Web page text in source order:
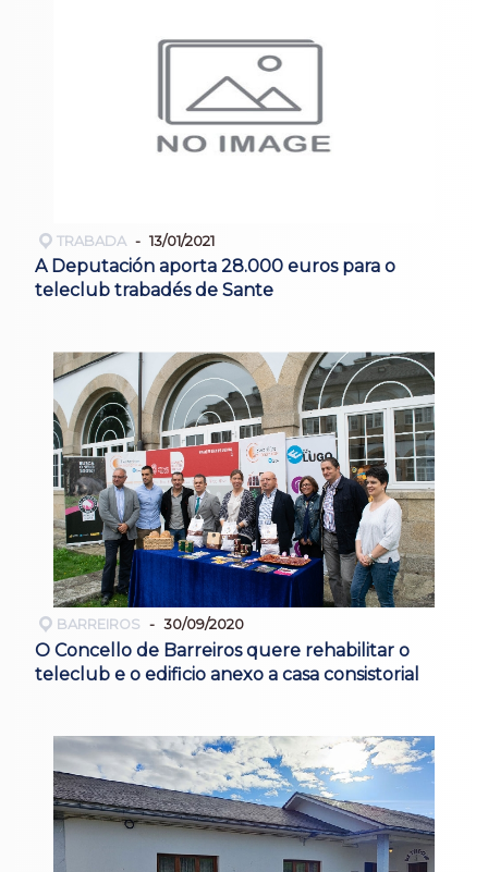
TRABADA 13/01/2021
A Deputación aporta 28.000 euros para o
teleclub trabadés de Sante
BARREIROS 30/09/2020
O Concello de Barreiros quere rehabilitar o
teleclub e o edificio anexo a casa consistorial